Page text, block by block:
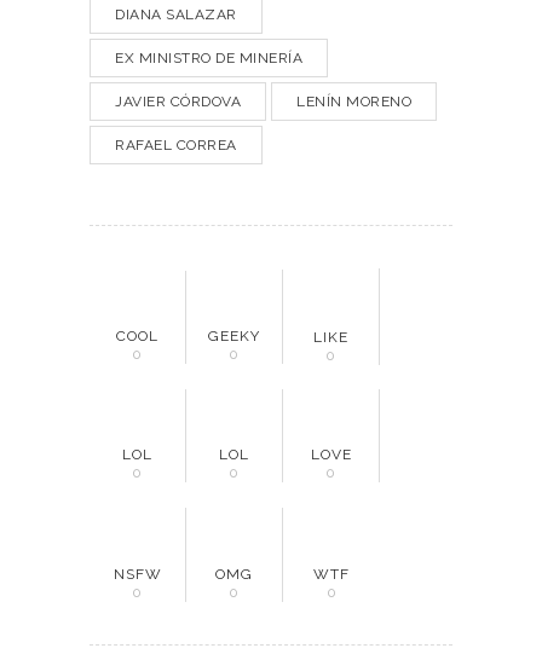
DIANA SALAZAR
EX MINISTRO DE MINERÍA
JAVIER CÓRDOVA LENÍN MORENO
RAFAEL CORREA
COOL
0
GEEKY
0
LIKE
0
LOL
0
LOL
0
LOVE
0
NSFW
0
OMG
0
WTF
0